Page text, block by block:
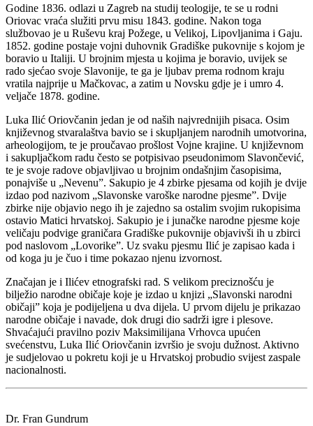
Godine 1836. odlazi u Zagreb na studij teologije, te se u rodni
Oriovac vraća služiti prvu misu 1843. godine. Nakon toga
službovao je u Ruševu kraj Požege, u Velikoj, Lipovljanima i Gaju.
1852. godine postaje vojni duhovnik Gradiške pukovnije s kojom je
boravio u Italiji. U brojnim mjesta u kojima je boravio, uvijek se
rado sjećao svoje Slavonije, te ga je ljubav prema rodnom kraju
vratila najprije u Mačkovac, a zatim u Novsku gdje je i umro 4.
veljače 1878. godine.
Luka Ilić Oriovčanin jedan je od naših najvrednijih pisaca. Osim
književnog stvaralaštva bavio se i skupljanjem narodnih umotvorina,
arheologijom, te je proučavao prošlost Vojne krajine. U književnom
i sakupljačkom radu često se potpisivao pseudonimom Slavončević,
te je svoje radove objavljivao u brojnim ondašnjim časopisima,
ponajviše u „Nevenu”. Sakupio je 4 zbirke pjesama od kojih je dvije
izdao pod nazivom „Slavonske varoške narodne pjesme”. Dvije
zbirke nije objavio nego ih je zajedno sa ostalim svojim rukopisima
ostavio Matici hrvatskoj. Sakupio je i junačke narodne pjesme koje
veličaju podvige graničara Gradiške pukovnije objavivši ih u zbirci
pod naslovom „Lovorike”. Uz svaku pjesmu Ilić je zapisao kada i
od koga ju je čuo i time pokazao njenu izvornost.
Značajan je i Ilićev etnografski rad. S velikom preciznošću je
bilježio narodne običaje koje je izdao u knjizi „Slavonski narodni
običaji” koja je podijeljena u dva dijela. U prvom dijelu je prikazao
narodne običaje i navade, dok drugi dio sadrži igre i plesove.
Shvaćajući pravilno poziv Maksimilijana Vrhovca upućen
svećenstvu, Luka Ilić Oriovčanin izvršio je svoju dužnost. Aktivno
je sudjelovao u pokretu koji je u Hrvatskoj probudio svijest zaspale
nacionalnosti.
Dr. Fran Gundrum